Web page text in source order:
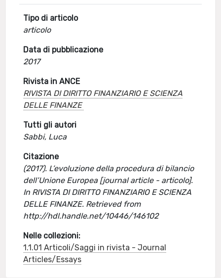
Tipo di articolo
articolo
Data di pubblicazione
2017
Rivista in ANCE
RIVISTA DI DIRITTO FINANZIARIO E SCIENZA
DELLE FINANZE
Tutti gli autori
Sabbi, Luca
Citazione
(2017). L’evoluzione della procedura di bilancio
dell’Unione Europea [journal article - articolo].
In RIVISTA DI DIRITTO FINANZIARIO E SCIENZA
DELLE FINANZE. Retrieved from
http://hdl.handle.net/10446/146102
Nelle collezioni:
1.1.01 Articoli/Saggi in rivista - Journal
Articles/Essays